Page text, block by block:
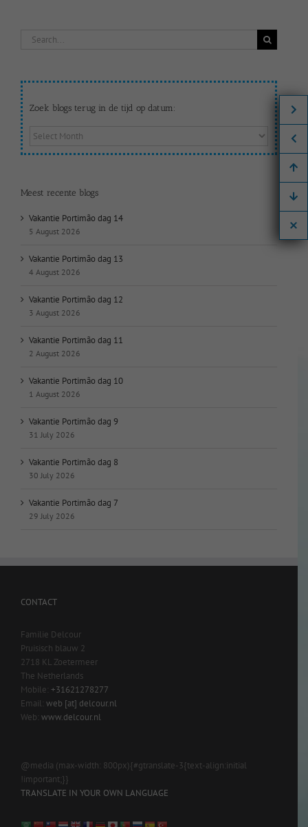
Search
Zoek blogs terug in de tijd op datum:
Zoek
op
datum:
Meest recente blogs
Vakantie Portimão dag 14
5 August 2026
Vakantie Portimão dag 13
4 August 2026
Vakantie Portimão dag 12
3 August 2026
Vakantie Portimão dag 11
2 August 2026
Vakantie Portimão dag 10
1 August 2026
Vakantie Portimão dag 9
31 July 2026
Vakantie Portimão dag 8
30 July 2026
Vakantie Portimão dag 7
29 July 2026
CONTACT
Familie Delcour
Pruisisch blauw 2
2718 KL Zoetermeer
The Netherlands
Mobile: +31621278277
Email: web [at] delcour.nl
Web: www.delcour.nl
@media (max-width: 800px){#gtranslate-3{text-align:initial
!important;}}
TRANSLATE IN YOUR OWN LANGUAGE